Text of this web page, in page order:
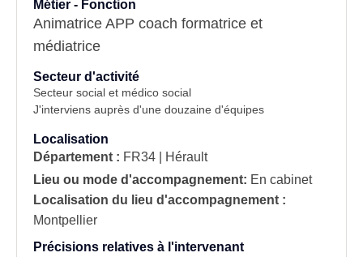
Métier - Fonction
Animatrice APP coach formatrice et
médiatrice
Secteur d'activité
Secteur social et médico social
J'interviens auprès d'une douzaine d'équipes
Localisation
Département : FR34 | Hérault
Lieu ou mode d'accompagnement: En cabinet
Localisation du lieu d'accompagnement :
Montpellier
Précisions relatives à l'intervenant